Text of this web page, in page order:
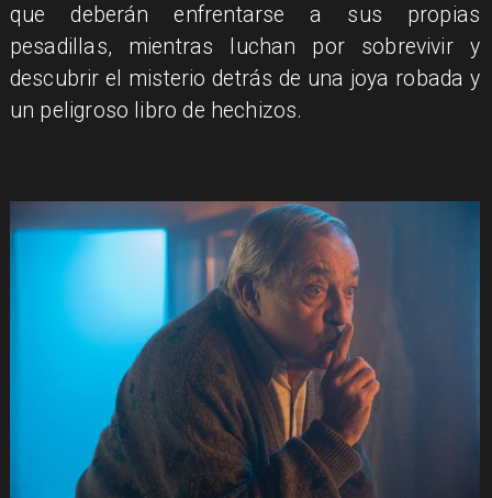
que deberán enfrentarse a sus propias
pesadillas, mientras luchan por sobrevivir y
descubrir el misterio detrás de una joya robada y
un peligroso libro de hechizos.